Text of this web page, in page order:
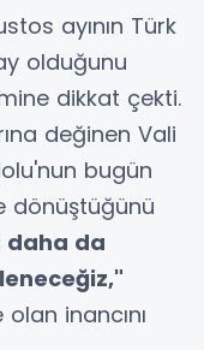
ayının Türk
olduğunu
dikkat çekti.
değinen Vali
bugün
dönüştüğünü
daha da
inancını